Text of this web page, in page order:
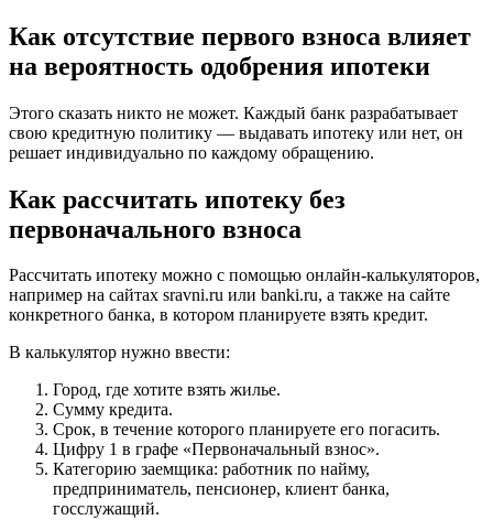
Как отсутствие первого взноса влияет
на вероятность одобрения ипотеки
Этого сказать никто не может. Каждый банк разрабатывает
свою кредитную политику — выдавать ипотеку или нет, он
решает индивидуально по каждому обращению.
Как рассчитать ипотеку без
первоначального взноса
Рассчитать ипотеку можно с помощью онлайн-калькуляторов,
например на сайтах sravni.ru или banki.ru, а также на сайте
конкретного банка, в котором планируете взять кредит.
В калькулятор нужно ввести:
Город, где хотите взять жилье.
Сумму кредита.
Срок, в течение которого планируете его погасить.
Цифру 1 в графе «Первоначальный взнос».
Категорию заемщика: работник по найму,
предприниматель, пенсионер, клиент банка,
госслужащий.